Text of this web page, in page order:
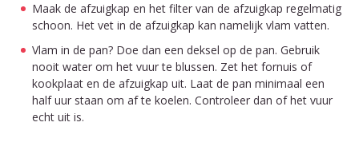
Maak de afzuigkap en het filter van de afzuigkap regelmatig
schoon. Het vet in de afzuigkap kan namelijk vlam vatten.
Vlam in de pan? Doe dan een deksel op de pan. Gebruik
nooit water om het vuur te blussen. Zet het fornuis of
kookplaat en de afzuigkap uit. Laat de pan minimaal een
half uur staan om af te koelen. Controleer dan of het vuur
echt uit is.